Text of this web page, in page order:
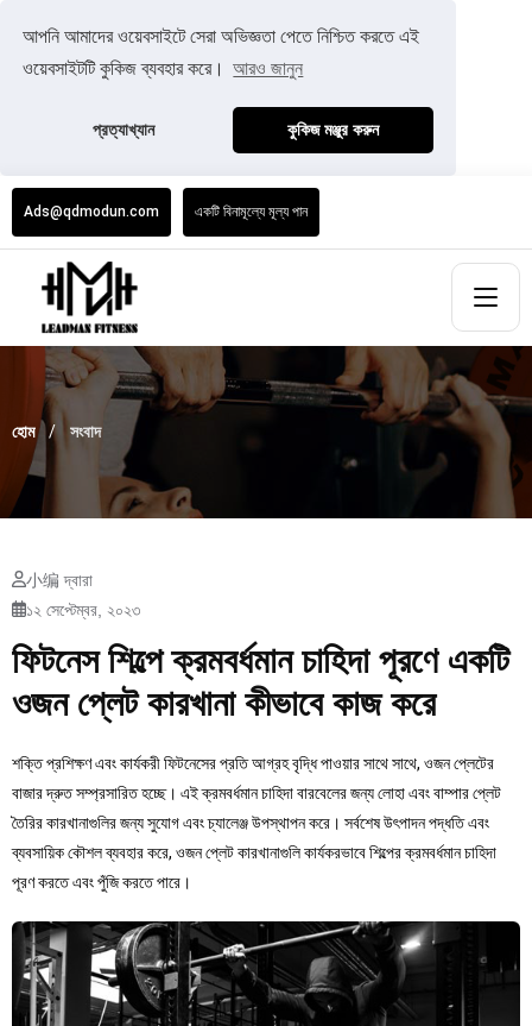
আপনি আমাদের ওয়েবসাইটে সেরা অভিজ্ঞতা পেতে নিশ্চিত করতে এই
ওয়েবসাইটটি কুকিজ ব্যবহার করে।
আরও জানুন
প্রত্যাখ্যান কুকিজ মঞ্জুর করুন
Ads@qdmodun.com একটি বিনামূল্যে মূল্য পান
হোম সংবাদ
小编 দ্বারা
১২ সেপ্টেম্বর, ২০২৩
ফিটনেস শিল্পে ক্রমবর্ধমান চাহিদা পূরণে একটি
ওজন প্লেট কারখানা কীভাবে কাজ করে
শক্তি প্রশিক্ষণ এবং কার্যকরী ফিটনেসের প্রতি আগ্রহ বৃদ্ধি পাওয়ার সাথে সাথে, ওজন প্লেটের
বাজার দ্রুত সম্প্রসারিত হচ্ছে। এই ক্রমবর্ধমান চাহিদা বারবেলের জন্য লোহা এবং বাম্পার প্লেট
তৈরির কারখানাগুলির জন্য সুযোগ এবং চ্যালেঞ্জ উপস্থাপন করে। সর্বশেষ উৎপাদন পদ্ধতি এবং
ব্যবসায়িক কৌশল ব্যবহার করে, ওজন প্লেট কারখানাগুলি কার্যকরভাবে শিল্পের ক্রমবর্ধমান চাহিদা
পূরণ করতে এবং পুঁজি করতে পারে।